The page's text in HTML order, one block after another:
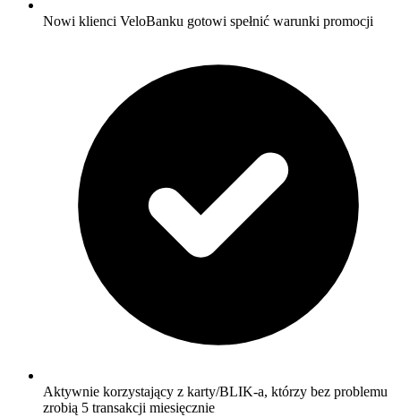
Nowi klienci VeloBanku gotowi spełnić warunki promocji
Aktywnie korzystający z karty/BLIK-a, którzy bez problemu
zrobią 5 transakcji miesięcznie